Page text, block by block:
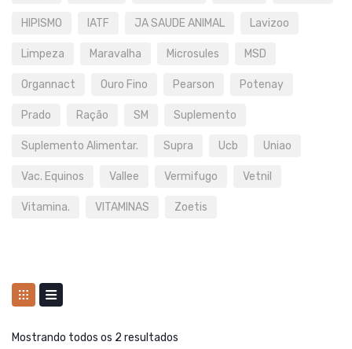
HIPISMO IATF JA SAUDE ANIMAL Lavizoo
Limpeza Maravalha Microsules MSD
Organnact Ouro Fino Pearson Potenay
Prado Ração SM Suplemento
Suplemento Alimentar. Supra Ucb Uniao
Vac. Equinos Vallee Vermifugo Vetnil
Vitamina. VITAMINAS Zoetis
Mostrando todos os 2 resultados